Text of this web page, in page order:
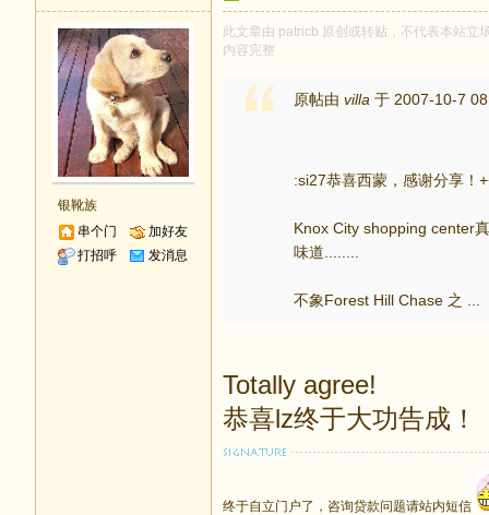
银靴族
串个门
加好友
打招呼
发消息
此文章由 patricb 原创或转贴，不代表本站立
内容完整
原帖由 villa 于 2007-10-7
:si27恭喜西蒙，感谢分享！
Knox City shopping center
味道........
不象Forest Hill Chase 之 ...
Totally agree!
恭喜lz终于大功告成！
终于自立门户了，咨询贷款问题请站内短信